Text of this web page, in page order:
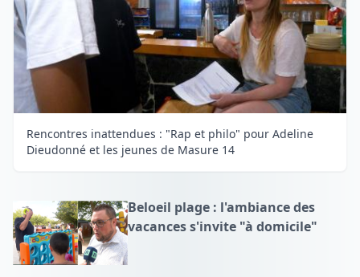
Rencontres inattendues : "Rap et philo" pour Adeline
Dieudonné et les jeunes de Masure 14
Beloeil plage : l'ambiance des
vacances s'invite "à domicile"